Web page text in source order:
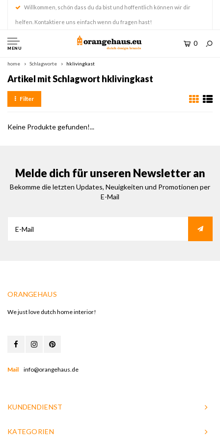
Willkommen, schön dass du da bist und hoffentlich können wir dir
helfen. Kontaktiere uns einfach wenn du fragen hast!
MENU
0
home Schlagworte hklivingkast
Artikel mit Schlagwort hklivingkast
Filter
Keine Produkte gefunden!...
Melde dich für unseren Newsletter an
Bekomme die letzten Updates, Neuigkeiten und Promotionen per
E-Mail
ORANGEHAUS
We just love dutch home interior!
Mail info@orangehaus.de
KUNDENDIENST
KATEGORIEN